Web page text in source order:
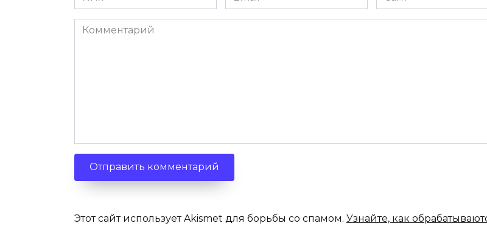
*
*
Комментарий
Этот сайт использует Akismet для борьбы со спамом. Узнайте, как